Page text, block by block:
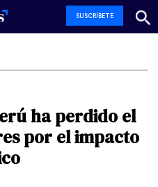
SUSCRÍBETE
ha perdido el
por elimpacto